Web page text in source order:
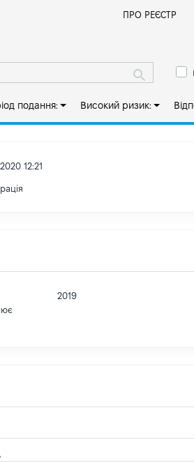
ПРО РЕЄСТР
подання: Високий ризик:
12:21
2019